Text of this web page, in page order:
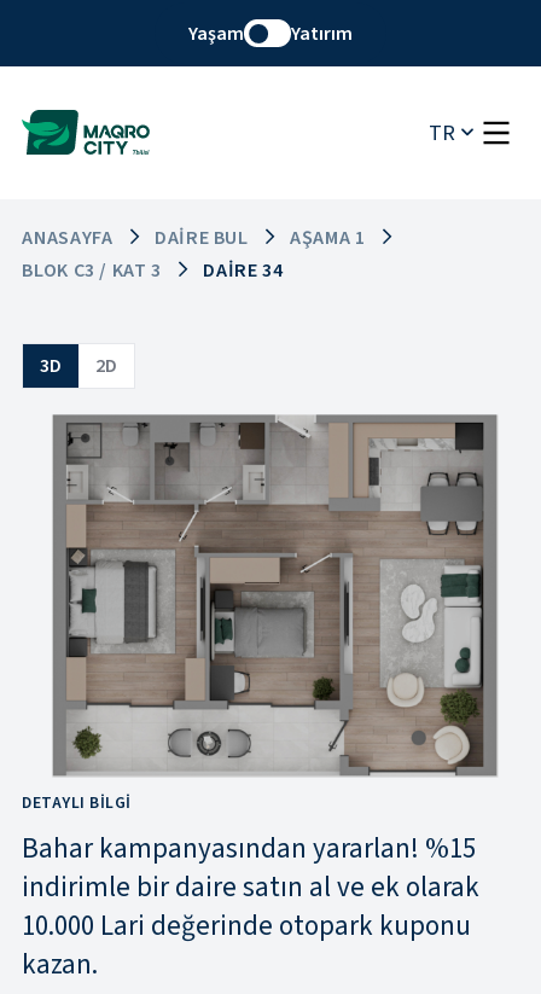
Yaşam Yatırım
TR
ANASAYFA DAIRE BUL
AŞAMA 1
BLOK C3 / KAT 3
DAIRE 34
3D 2D
DETAYLI BILGI
Bahar kampanyasından yararlan! %15
indirimle bir daire satın al ve ek olarak
10.000 Lari değerinde otopark kuponu
kazan.